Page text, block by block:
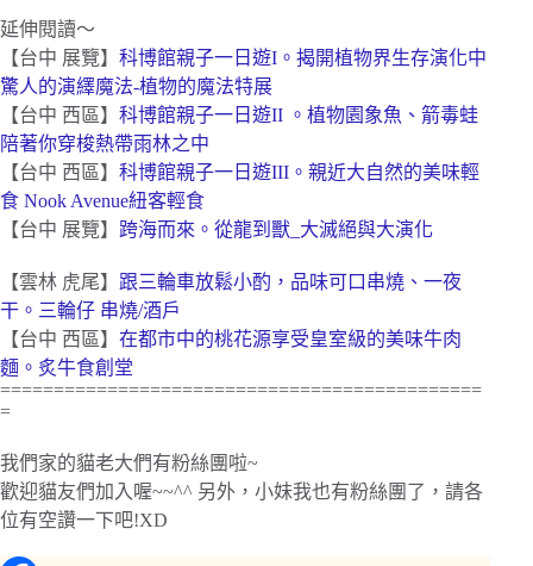
延伸閱讀～
【台中 展覽】 科博館親子一日遊I。揭開植物界生存演化中
驚人的演繹魔法-植物的魔法特展
【台中 西區】 科博館親子一日遊II 。植物園象魚、箭毒蛙
陪著你穿梭熱帶雨林之中
【台中 西區】 科博館親子一日遊III。親近大自然的美味輕
食 Nook Avenue紐客輕食
【台中 展覽】 跨海而來。從龍到獸_大滅絕與大演化
【雲林 虎尾】 跟三輪車放鬆小酌，品味可口串燒、一夜
干。三輪仔 串燒/酒戶
【台中 西區】 在都市中的桃花源享受皇室級的美味牛肉
麵。炙牛食創堂
=============================================
=
我們家的貓老大們有粉絲團啦~
歡迎貓友們加入喔~~^^ 另外，小妹我也有粉絲團了，請各
位有空讚一下吧!XD